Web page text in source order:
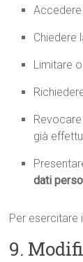
Chiedere
Limitare
già
dati
Per esercitare
9.